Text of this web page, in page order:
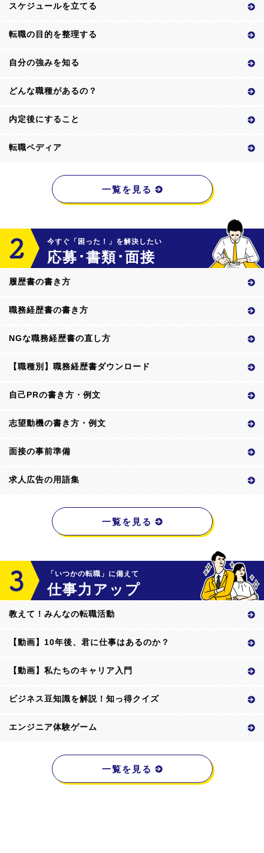
スケジュールを立てる
転職の目的を整理する
自分の強みを知る
どんな職種があるの？
内定後にすること
転職ペディア
一覧を見る
今すぐ「困った！」を解決したい
応募･書類･面接
履歴書の書き方
職務経歴書の書き方
NGな職務経歴書の直し方
【職種別】職務経歴書ダウンロード
自己PRの書き方・例文
志望動機の書き方・例文
面接の事前準備
求人広告の用語集
一覧を見る
「いつかの転職」に備えて
仕事力アップ
教えて！みんなの転職活動
【動画】10年後、君に仕事はあるのか？
【動画】私たちのキャリア入門
ビジネス豆知識を解説！知っ得クイズ
エンジニア体験ゲーム
一覧を見る